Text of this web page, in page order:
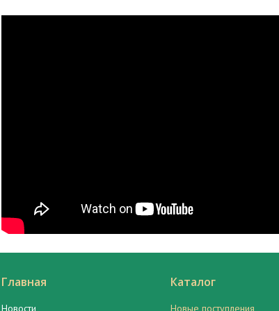
Главная
Новости
Каталог
Новые поступления